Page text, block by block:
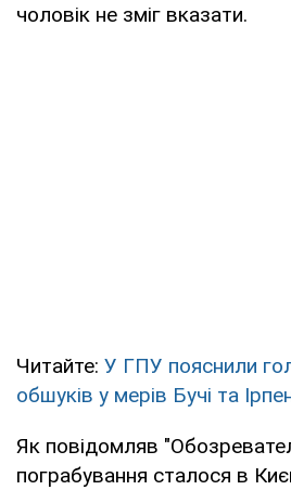
чоловік не зміг вказати.
Читайте: У ГПУ пояснили
обшуків у мерів Бучі та
Як повідомляв
пограбування сталося в